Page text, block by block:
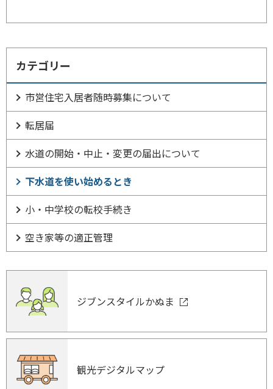
カテゴリー
市営住宅入居者随時募集について
転居届
水道の開始・中止・変更の届出について
下水道を使い始めるとき
小・中学校の転校手続き
空き家等の適正管理
ジブンスタイルかぬま
観光デジタルマップ